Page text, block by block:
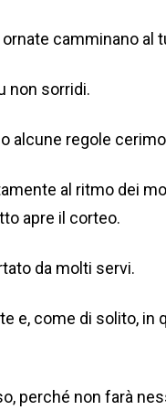
camminano al
non sorridi.
alcune regole
al ritmo dei
apre il corteo.
da molti servi.
e, come di solito, in
perché non farà